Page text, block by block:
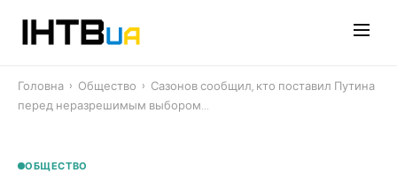
Головна › Общество › Сазонов сообщил, кто поставил Путина
перед неразрешимым выбором…
ОБЩЕСТВО